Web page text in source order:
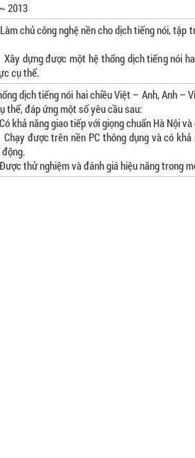
2013
chủ công nghệ nền cho dịch tiếng nói, tập
dựng được một hệ thống dịch tiếng nói hai
cụ thể.
dịch tiếng nói hai chiều Việt – Anh, Anh –
thể, đáp ứng một số yêu cầu sau:
năng giao tiếp với giọng chuẩn Hà Nội và
được trên nền PC thông dụng và có khả
thử nghiệm và đánh giá hiệu năng trong